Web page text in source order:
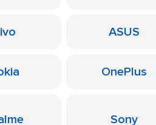
ASUS
OnePlus
Sony